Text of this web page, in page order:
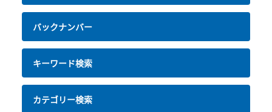
バックナンバー
キーワード検索
カテゴリー検索